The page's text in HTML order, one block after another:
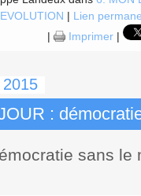
| Lien
| Imprimer|
:
sans le